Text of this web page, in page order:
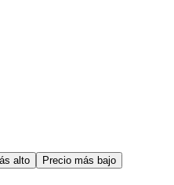
alto
Precio más bajo